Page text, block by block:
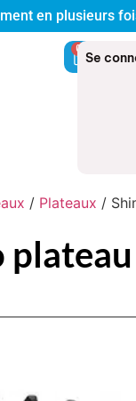
en plusieurs
0
Se
/ Plateaux /